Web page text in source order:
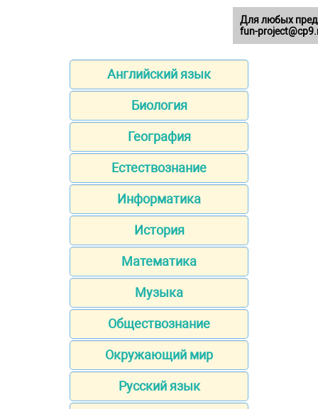
Английский язык
Биология
География
Естествознание
Информатика
История
Математика
Музыка
Обществознание
Окружающий мир
Русский язык
Для любых
fun-